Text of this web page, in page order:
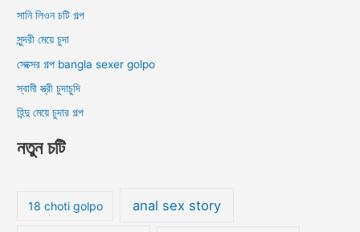
সানি লিওন চটি গল্প
সুন্দরী মেয়ে চুদা
সেক্সের গল্প bangla sexer golpo
স্বামী স্ত্রী চুদাচুদি
হিন্দু মেয়ে চুদার গল্প
নতুন চটি
18 choti golpo anal sex story